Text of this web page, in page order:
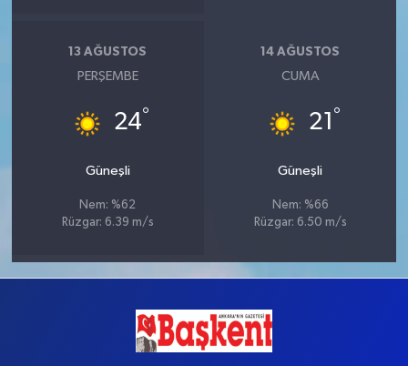
13 AĞUSTOS
PERŞEMBE
24°
Güneşli
Nem: %62
Rüzgar: 6.39 m/s
14 AĞUSTOS
CUMA
21 °
Güneşli
Nem: %66
Rüzgar: 6.50 m/s